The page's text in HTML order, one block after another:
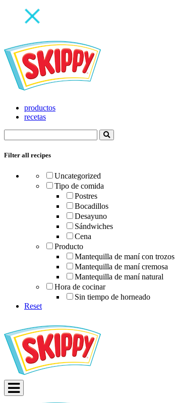
productos
recetas
Filter all recipes
Uncategorized
Tipo de comida
Postres
Bocadillos
Desayuno
Sándwiches
Cena
Producto
Mantequilla de maní con trozos
Mantequilla de maní cremosa
Mantequilla de maní natural
Hora de cocinar
Sin tiempo de horneado
Reset